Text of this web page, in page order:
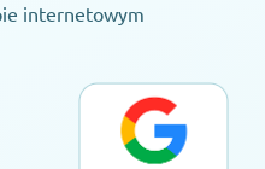
internetowym